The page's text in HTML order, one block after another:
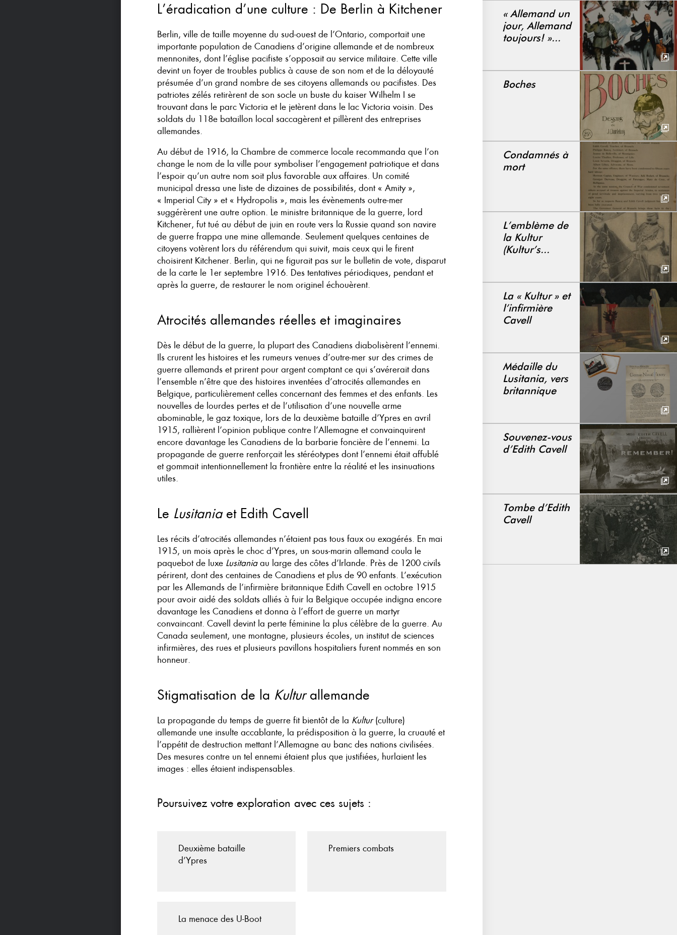
L’éradication d’une culture : De Berlin à Kitchener
Berlin, ville de taille moyenne du sud-ouest de l’Ontario, comportait une
importante population de Canadiens d’origine allemande et de nombreux
mennonites, dont l’église pacifiste s’opposait au service militaire. Cette ville
devint un foyer de troubles publics à cause de son nom et de la déloyauté
présumée d’un grand nombre de ses citoyens allemands ou pacifistes. Des
patriotes zélés retirèrent de son socle un buste du kaiser Wilhelm I se
trouvant dans le parc Victoria et le jetèrent dans le lac Victoria voisin. Des
soldats du 118e bataillon local saccagèrent et pillèrent des entreprises
allemandes.
Au début de 1916, la Chambre de commerce locale recommanda que l’on
change le nom de la ville pour symboliser l’engagement patriotique et dans
l’espoir qu’un autre nom soit plus favorable aux affaires. Un comité
municipal dressa une liste de dizaines de possibilités, dont « Amity »,
« Imperial City » et « Hydropolis », mais les évènements outre-mer
suggérèrent une autre option. Le ministre britannique de la guerre, lord
Kitchener, fut tué au début de juin en route vers la Russie quand son navire
de guerre frappa une mine allemande. Seulement quelques centaines de
citoyens votèrent lors du référendum qui suivit, mais ceux qui le firent
choisirent Kitchener. Berlin, qui ne figurait pas sur le bulletin de vote, disparut
de la carte le 1er septembre 1916. Des tentatives périodiques, pendant et
après la guerre, de restaurer le nom originel échouèrent.
Atrocités allemandes réelles et imaginaires
Dès le début de la guerre, la plupart des Canadiens diabolisèrent l’ennemi.
Ils crurent les histoires et les rumeurs venues d’outre-mer sur des crimes de
guerre allemands et prirent pour argent comptant ce qui s’avérerait dans
l’ensemble n’être que des histoires inventées d’atrocités allemandes en
Belgique, particulièrement celles concernant des femmes et des enfants. Les
nouvelles de lourdes pertes et de l’utilisation d’une nouvelle arme
abominable, le gaz toxique, lors de la deuxième bataille d’Ypres en avril
1915, rallièrent l’opinion publique contre l’Allemagne et convainquirent
encore davantage les Canadiens de la barbarie foncière de l’ennemi. La
propagande de guerre renforçait les stéréotypes dont l’ennemi était affublé
et gommait intentionnellement la frontière entre la réalité et les insinuations
utiles.
Le Lusitaniaet Edith Cavell
Les récits d’atrocités allemandes n’étaient pas tous faux ou exagérés. En mai
1915, un mois après le choc d’Ypres, un sous-marin allemand coula le
paquebot de luxe Lusitaniaau large des côtes d’Irlande. Près de 1200 civils
périrent, dont des centaines de Canadiens et plus de 90 enfants. L’exécution
par les Allemands de l’infirmière britannique Edith Cavell en octobre 1915
pour avoir aidé des soldats alliés à fuir la Belgique occupée indigna encore
davantage les Canadiens et donna à l’effort de guerre un martyr
convaincant. Cavell devint la perte féminine la plus célèbre de la guerre. Au
Canada seulement, une montagne, plusieurs écoles, un institut de sciences
infirmières, des rues et plusieurs pavillons hospitaliers furent nommés en son
honneur.
Stigmatisation de la Kulturallemande
La propagande du temps de guerre fit bientôt de la Kultur(culture)
allemande une insulte accablante, la prédisposition à la guerre, la cruauté et
l’appétit de destruction mettant l’Allemagne au banc des nations civilisées.
Des mesures contre un tel ennemi étaient plus que justifiées, hurlaient les
images : elles étaient indispensables.
Poursuivez votre exploration avec ces sujets :
Deuxième bataille
d’Ypres
Premiers combats
La menace des U-Boot
« Allemand un
jour, Allemand
toujours! »...
Boches
Condamnés à
mort
L’emblème de
la Kultur
(Kultur’s...
La « Kultur » et
l’infirmière
Cavell
Médaille du
Lusitania, vers
britannique
Souvenez-vous
d’Edith Cavell
Tombe d’Edith
Cavell